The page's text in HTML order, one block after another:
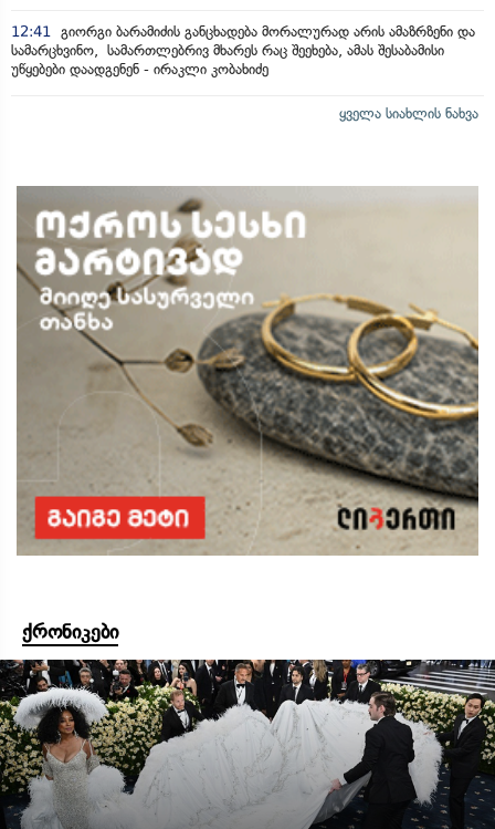
12:41
გიორგი ბარამიძის განცხადება მორალურად არის ამაზრზენი და
სამარცხვინო, სამართლებრივ მხარეს რაც შეეხება, ამას შესაბამისი
უწყებები დაადგენენ - ირაკლი კობახიძე
ყველა სიახლის ნახვა
ქრონიკები